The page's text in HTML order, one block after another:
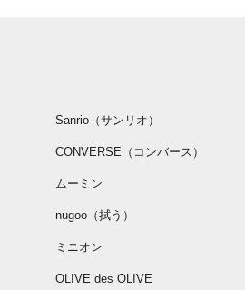
Sanrio（サンリオ）
CONVERSE（コンバース）
ムーミン
nugoo（拭う）
ミニオン
OLIVE des OLIVE